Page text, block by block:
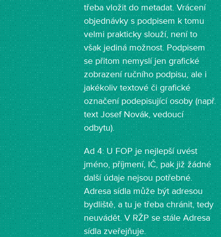
třeba vložit do metadat. Vrácení
objednávky s podpisem k tomu
velmi prakticky slouží, není to
však jediná možnost. Podpisem
se přitom nemyslí jen grafické
zobrazení ručního podpisu, ale i
jakékoliv textové či grafické
označení podepisující osoby (např.
text Josef Novák, vedoucí
odbytu).
Ad 4: U FOP je nejlepší uvést
jméno, příjmení, IČ, pak již žádné
další údaje nejsou potřebné.
Adresa sídla může být adresou
bydliště, a tu je třeba chránit, tedy
neuvádět. V RŽP se stále Adresa
sídla zveřejňuje.